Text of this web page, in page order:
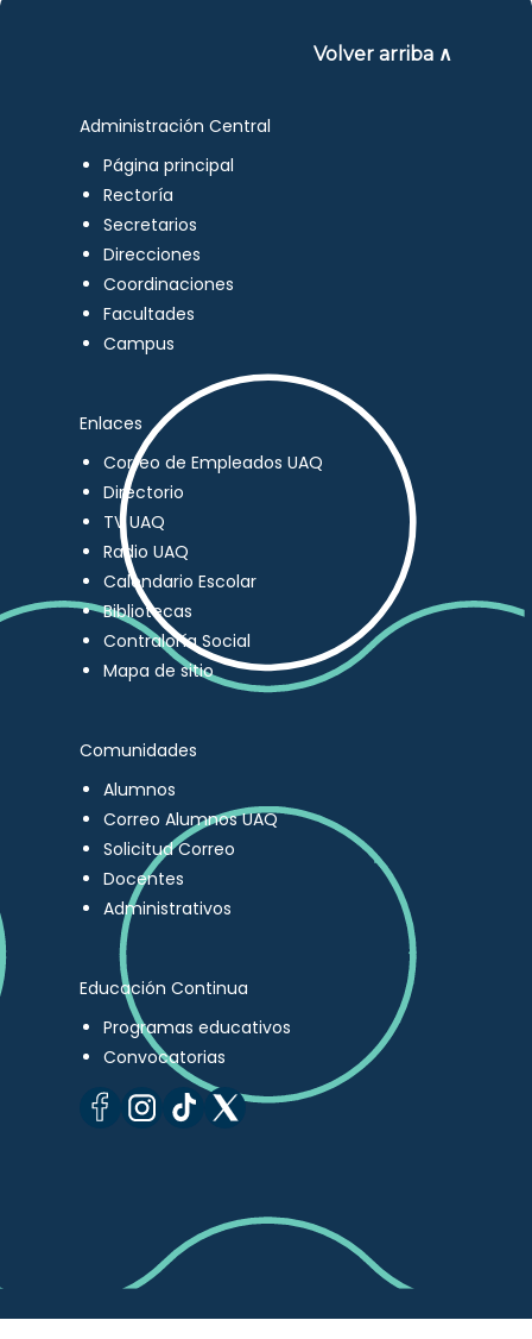
Volver arriba ∧
Administración Central
Página principal
Rectoría
Secretarios
Direcciones
Coordinaciones
Facultades
Campus
Enlaces
Correo de Empleados UAQ
Directorio
TV UAQ
Radio UAQ
Calendario Escolar
Bibliotecas
Contraloría Social
Mapa de sitio
Comunidades
Alumnos
Correo Alumnos UAQ
Solicitud Correo
Docentes
Administrativos
Educación Continua
Programas educativos
Convocatorias